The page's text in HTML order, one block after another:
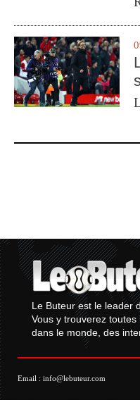
Le Buteur est le leader
Vous y trouverez
dans le monde, des
Email : info@lebuteur.com